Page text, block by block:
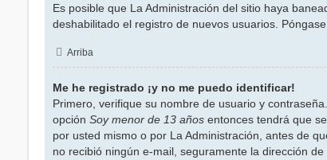
Es posible que La Administración del sitio haya
deshabilitado el registro de nuevos usuarios.
Arriba
Me he registrado ¡y no me puedo identificar!
Primero, verifique su nombre de usuario y
opción Soy menor de 13 añosentonces tendrá que
por usted mismo o por La Administración, antes de
no recibió ningún e-mail, seguramente la dirección